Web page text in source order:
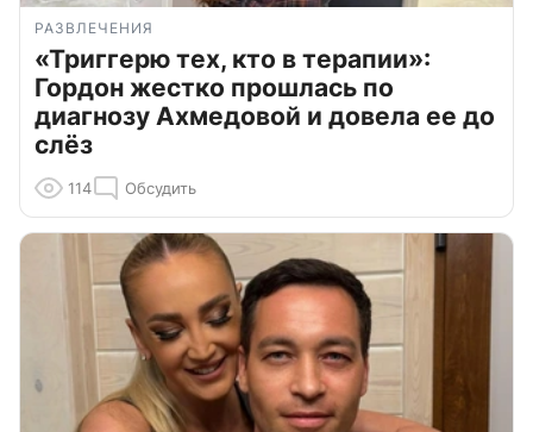
РАЗВЛЕЧЕНИЯ
«Триггерю тех, кто в терапии»:
Гордон жестко прошлась по
диагнозу Ахмедовой и довела ее до
слёз
114 Обсудить